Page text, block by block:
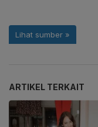
ARTIKEL TERKAIT